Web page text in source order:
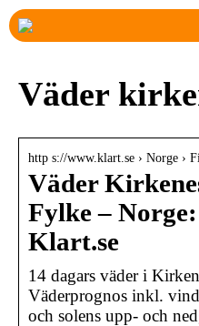
Väder
http s://www.klart.se › Norge ›
Väder
Fylke –
Klart.se
14 dagars väder i
Väderprognos inkl.
och solens upp- och